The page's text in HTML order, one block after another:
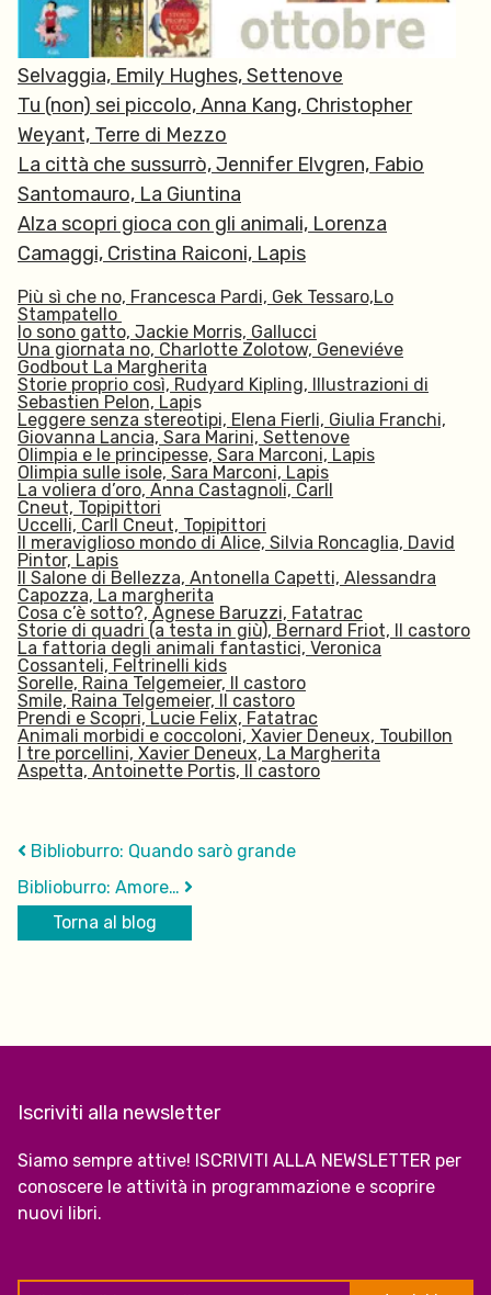
Selvaggia, Emily Hughes,Settenove
Tu (non) sei piccolo,Anna Kang, Christopher
Weyant, Terre di Mezzo
La città che sussurrò,Jennifer Elvgren, Fabio
Santomauro, La Giuntina
Alza scopri gioca con gli animali, Lorenza
Camaggi, Cristina Raiconi, Lapis
Più sì che no, Francesca Pardi, Gek Tessaro,Lo
Stampatello
Io sono gatto, Jackie Morris, Gallucci
Una giornata no, Charlotte Zolotow, Geneviéve
Godbout La Margherita
Storie proprio così, Rudyard Kipling, Illustrazioni di
Sebastien Pelon, Lapis
Leggere senza stereotipi, Elena Fierli, Giulia Franchi,
Giovanna Lancia, Sara Marini, Settenove
Olimpia e le principesse, Sara Marconi, Lapis
Olimpia sulle isole, Sara Marconi, Lapis
La voliera d’oro, Anna Castagnoli, Carll
Cneut, Topipittori
Uccelli, Carll Cneut, Topipittori
Il meraviglioso mondo di Alice, Silvia Roncaglia, David
Pintor, Lapis
Il Salone di Bellezza, Antonella Capetti, Alessandra
Capozza, La margherita
Cosa c’è sotto?, Agnese Baruzzi, Fatatrac
Storie di quadri (a testa in giù), Bernard Friot, Il castoro
La fattoria degli animali fantastici, Veronica
Cossanteli, Feltrinelli kids
Sorelle, Raina Telgemeier, Il castoro
Smile, Raina Telgemeier, Il castoro
Prendi e Scopri, Lucie Felix, Fatatrac
Animali morbidi e coccoloni, Xavier Deneux, Toubillon
I tre porcellini, Xavier Deneux, La Margherita
Aspetta, Antoinette Portis, Il castoro
Biblioburro: Quando sarò grande
Torna al blog
Biblioburro: Amore…
Iscriviti alla newsletter
Siamo sempre attive! ISCRIVITI ALLA NEWSLETTER per
conoscere le attività in programmazione e scoprire
nuovi libri.